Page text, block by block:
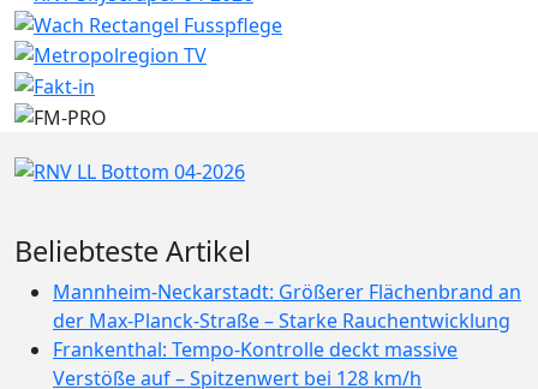
Beliebteste Artikel
Mannheim-Neckarstadt: Größerer Flächenbrand an
der Max-Planck-Straße – Starke Rauchentwicklung
Frankenthal: Tempo-Kontrolle deckt massive
Verstöße auf – Spitzenwert bei 128 km/h